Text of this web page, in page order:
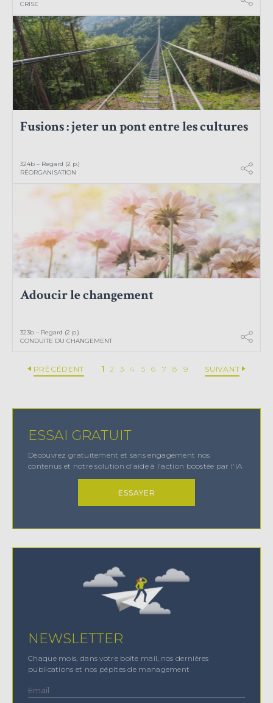
CRISE
Fusions : jeter un pont entre les cultures
324b – Regard (2 p.)
RÉORGANISATION
Adoucir le changement
323b – Regard (2 p.)
CONDUITE DU CHANGEMENT
PRÉCÉDENT 1 2 3 4 5 6 7 8 9 SUIVANT
ESSAI GRATUIT
Découvrez gratuitement et sans engagement nos
contenus et notre solution d'aide à l'action boostée par l'IA
ESSAYER
NEWSLETTER
Chaque mois, dans votre boîte mail, nos dernières
publications et nos pépites de management